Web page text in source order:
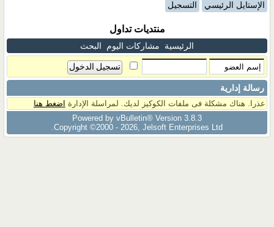
الإستايل الرئيسي التسجيل
منتديات تداول
الرئيسية مشاركات اليوم البحث
رسالة إدارية
عذرا. هناك مشكلة فى ملفات الكوكيز لديك. لمراسلة الإدارة اضغط هنا
Powered by vBulletin® Version 3.8.3
Copyright ©2000 - 2026, Jelsoft Enterprises Ltd.